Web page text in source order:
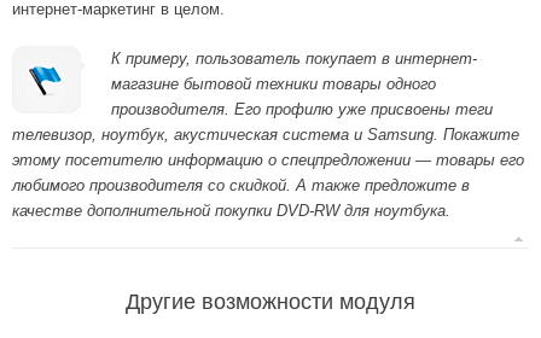
интернет-маркетинг в целом.
К примеру, пользователь покупает в интернет-
магазине бытовой техники товары одного
производителя. Его профилю уже присвоены теги
телевизор, ноутбук, акустическая система и Samsung. Покажите
этому посетителю информацию о спецпредложении — товары его
любимого производителя со скидкой. А также предложите в
качестве дополнительной покупки DVD-RW для ноутбука.
Другие возможности модуля